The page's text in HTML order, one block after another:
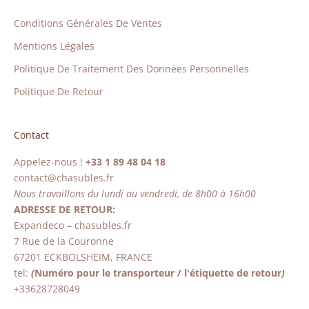
Conditions Générales De Ventes
Mentions Légales
Politique De Traitement Des Données Personnelles
Politique De Retour
Contact
Appelez-nous ! +33 1 89 48 04 18
contact@chasubles.fr
Nous travaillons du lundi au vendredi, de 8h00 à 16h00
ADRESSE DE RETOUR:
Expandeco – chasubles.fr
7 Rue de la Couronne
67201 ECKBOLSHEIM, FRANCE
tel: (Numéro pour le transporteur / l'étiquette de retour)
+33628728049